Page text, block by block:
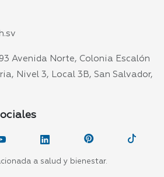
Avenida Norte, Colonia Escalón
Nivel 3, Local 3B, San Salvador,
a salud y bienestar.